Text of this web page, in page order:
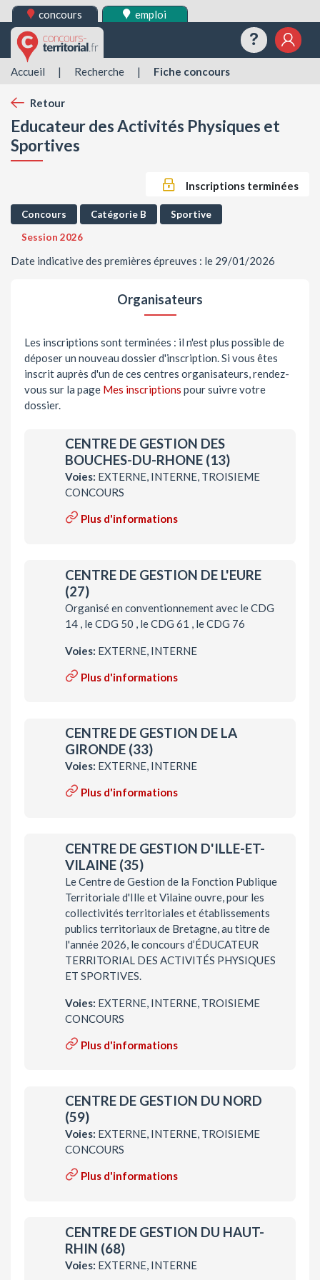
concours emploi
Accueil | Recherche | Fiche concours
Retour
Educateur des Activités Physiques et
Sportives
Inscriptions terminées
Concours Catégorie B
Sportive
Session 2026
Date indicative des premières épreuves : le 29/01/2026
Organisateurs
Les inscriptions sont terminées : il n'est plus possible de
déposer un nouveau dossier d'inscription. Si vous êtes
inscrit auprès d'un de ces centres organisateurs, rendez-
vous sur la page Mes inscriptions pour suivre votre
dossier.
CENTRE DE GESTION DES
BOUCHES-DU-RHONE (13)
Voies: EXTERNE, INTERNE, TROISIEME
CONCOURS
Plus d'informations
CENTRE DE GESTION DE L'EURE
(27)
Organisé en conventionnement avec le CDG
14 , le CDG 50 , le CDG 61 , le CDG 76
Voies: EXTERNE, INTERNE
Plus d'informations
CENTRE DE GESTION DE LA
GIRONDE (33)
Voies: EXTERNE, INTERNE
Plus d'informations
CENTRE DE GESTION D'ILLE-ET-
VILAINE (35)
Le Centre de Gestion de la Fonction Publique
Territoriale d'Ille et Vilaine ouvre, pour les
collectivités territoriales et établissements
publics territoriaux de Bretagne, au titre de
l'année 2026, le concours d’ÉDUCATEUR
TERRITORIAL DES ACTIVITÉS PHYSIQUES
ET SPORTIVES.
Voies: EXTERNE, INTERNE, TROISIEME
CONCOURS
Plus d'informations
CENTRE DE GESTION DU NORD
(59)
Voies: EXTERNE, INTERNE, TROISIEME
CONCOURS
Plus d'informations
CENTRE DE GESTION DU HAUT-
RHIN (68)
Voies: EXTERNE, INTERNE